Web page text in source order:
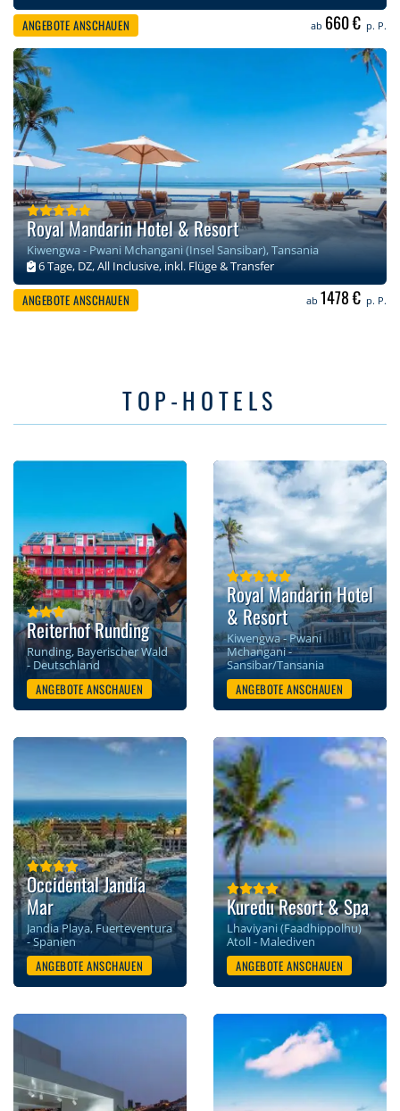
ANGEBOTE ANSCHAUEN ab 660 € p. P.
Royal Mandarin Hotel & Resort
Kiwengwa - Pwani Mchangani (Insel Sansibar), Tansania
6 Tage, DZ, All Inclusive, inkl. Flüge & Transfer
ANGEBOTE ANSCHAUEN ab 1478 € p. P.
TOP-HOTELS
Reiterhof Runding
Runding, Bayerischer Wald
- Deutschland
ANGEBOTE ANSCHAUEN
Royal Mandarin Hotel
& Resort
Kiwengwa - Pwani
Mchangani -
Sansibar/Tansania
ANGEBOTE ANSCHAUEN
Occidental Jandía
Mar
Jandia Playa, Fuerteventura
- Spanien
ANGEBOTE ANSCHAUEN
Kuredu Resort & Spa
Lhaviyani (Faadhippolhu)
Atoll - Malediven
ANGEBOTE ANSCHAUEN